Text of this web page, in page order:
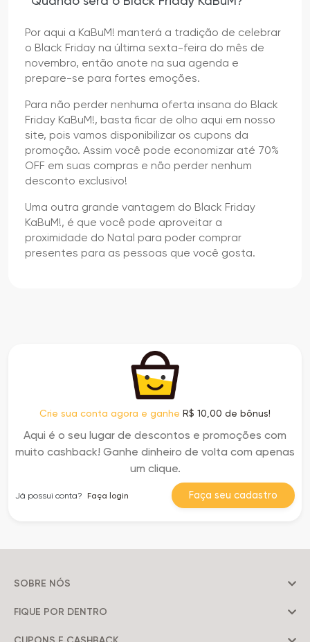
Por aqui a KaBuM! manterá a tradição de celebrar
o Black Friday na última sexta-feira do mês de
novembro, então anote na sua agenda e
prepare-se para fortes emoções.
Para não perder nenhuma oferta insana do Black
Friday KaBuM!, basta ficar de olho aqui em nosso
site, pois vamos disponibilizar os cupons da
promoção. Assim você pode economizar até 70%
OFF em suas compras e não perder nenhum
desconto exclusivo!
Uma outra grande vantagem do Black Friday
KaBuM!, é que você pode aproveitar a
proximidade do Natal para poder comprar
presentes para as pessoas que você gosta.
Crie sua conta agora e ganhe R$ 10,00 de bônus!
Aqui é o seu lugar de descontos e promoções com
muito cashback! Ganhe dinheiro de volta com apenas
um clique.
Faça seu cadastro
Já possui conta? Faça login
SOBRE NÓS
FIQUE POR DENTRO